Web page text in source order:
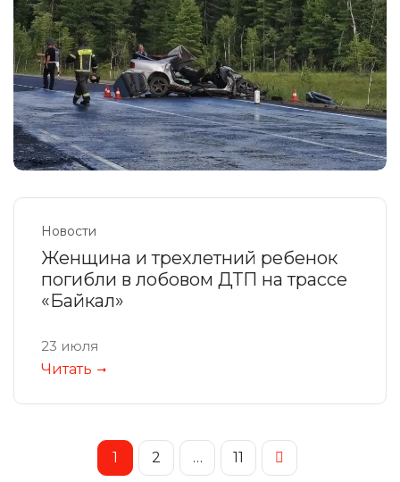
Новости
Женщина и трехлетний ребенок
погибли в лобовом ДТП на трассе
«Байкал»
23 июля
Читать
1 2 … 11